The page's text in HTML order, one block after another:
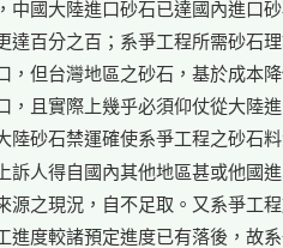
中國大陸進口砂石已達國內進口
達百分之百；系爭工程所需砂石
，但台灣地區之砂石，基於成本
，且實際上幾乎必須仰仗從大陸
陸砂石禁運確使系爭工程之砂石料
訴人得自國內其他地區甚或他國
源之現況，自不足取。又系爭工
進度較諸預定進度已有落後，故